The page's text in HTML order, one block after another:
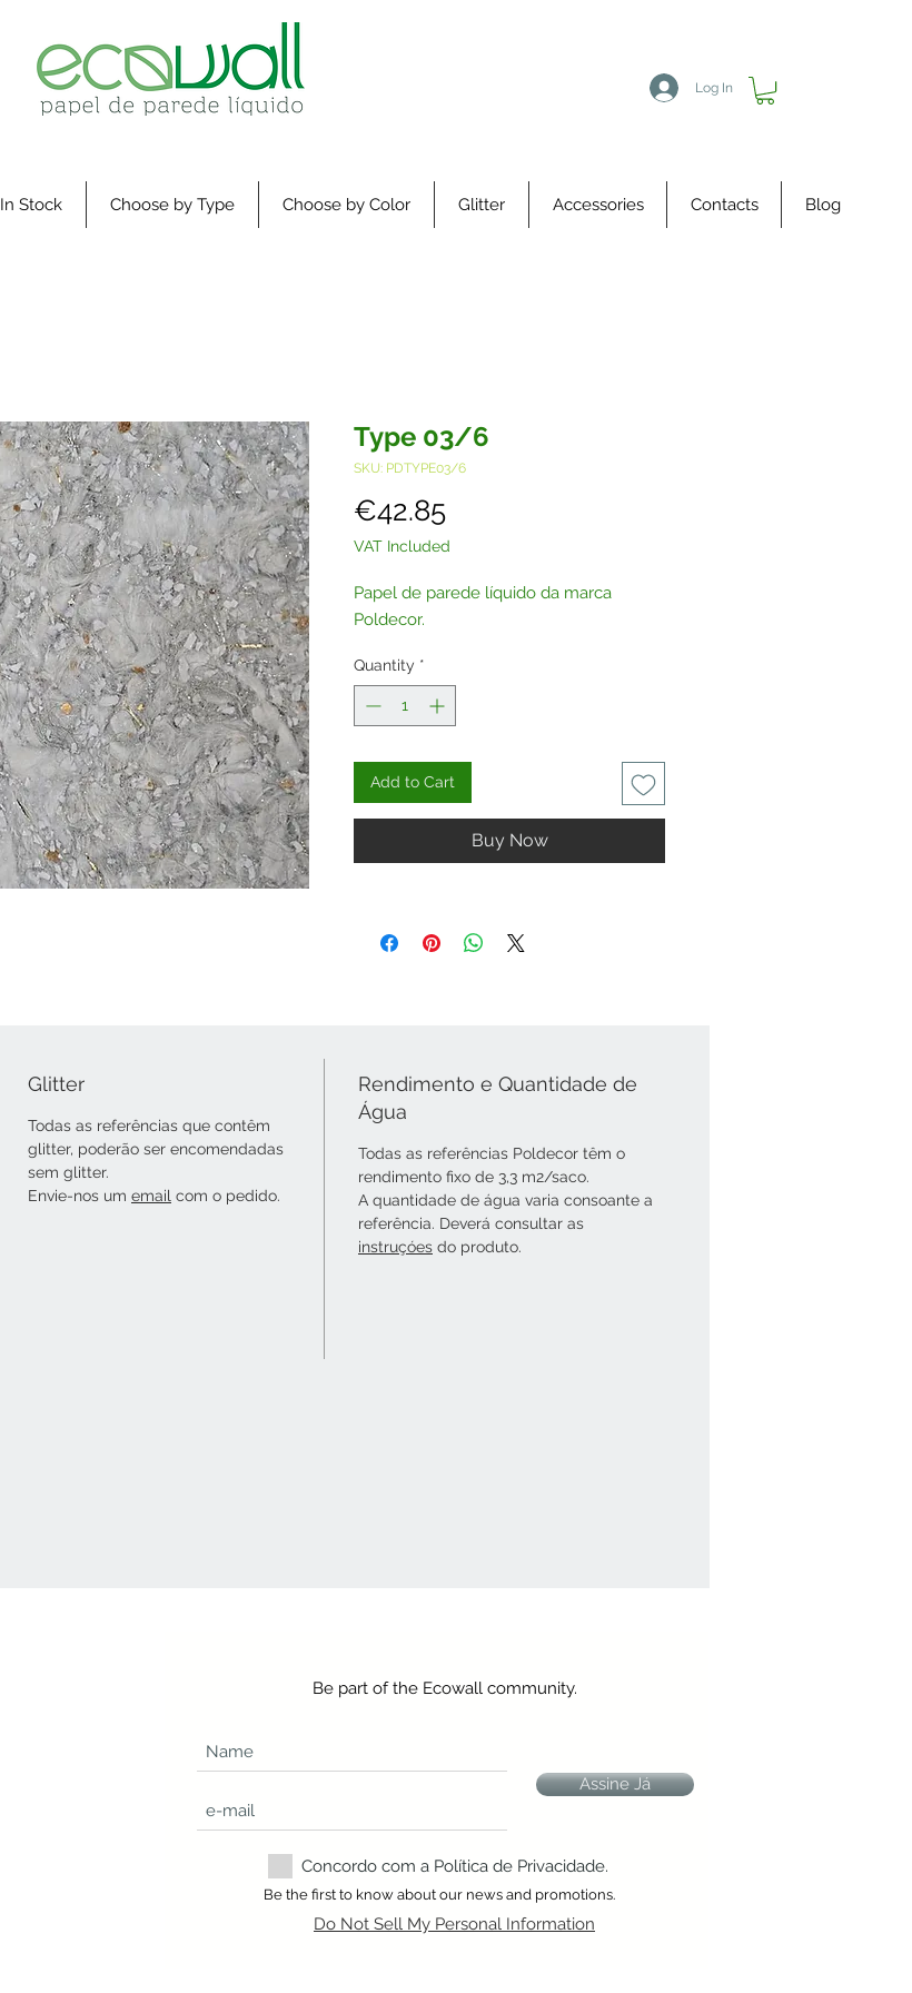
Log In
In Stock Choose by Type Choose by Color Glitter Accessories Contacts Blog
Type 03/6
SKU: PDTYPE03/6
€42.85Price
VAT Included
Papel de parede líquido da marca
Poldecor.
Quantity *
Add to Cart
Buy Now
Glitter
Todas as referências que contêm
glitter, poderão ser encomendadas
sem glitter.
Envie-nos um email com o pedido.
Rendimento e Quantidade de
Água
Todas as referências Poldecor têm o
rendimento fixo de 3,3 m2/saco.
A quantidade de água varia consoante a
referência. Deverá consultar as
instruçóes do produto.
Be part of the Ecowall community.
Assine Já
Concordo com a Política de Privacidade.
Be the first to know about our news and promotions.
Do Not Sell My Personal Information